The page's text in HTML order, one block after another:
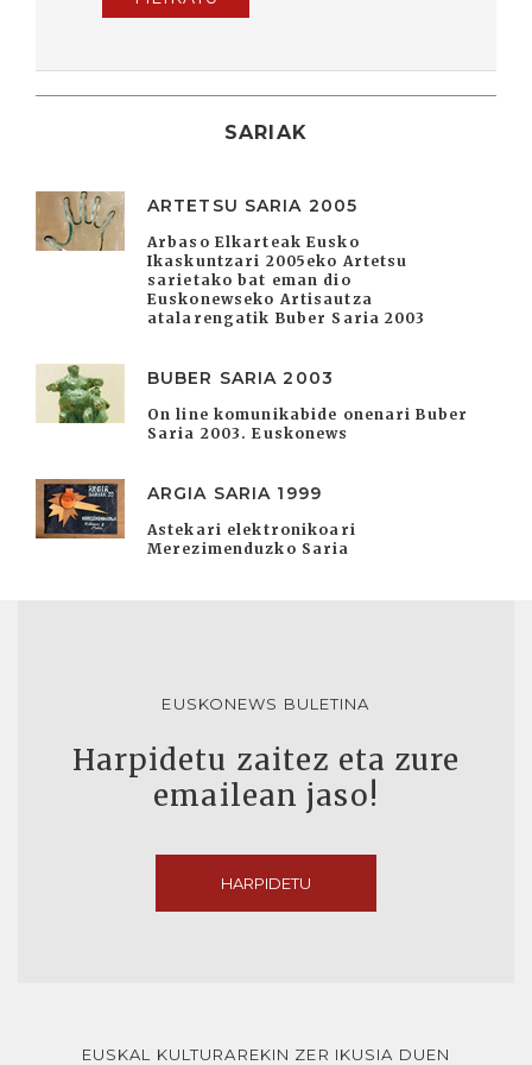
SARIAK
ARTETSU SARIA 2005
Arbaso Elkarteak Eusko
Ikaskuntzari 2005eko Artetsu
sarietako bat eman dio
Euskonewseko Artisautza
atalarengatik Buber Saria 2003
BUBER SARIA 2003
On line komunikabide onenari Buber
Saria 2003. Euskonews
ARGIA SARIA 1999
Astekari elektronikoari
Merezimenduzko Saria
EUSKONEWS BULETINA
Harpidetu zaitez eta zure
emailean jaso!
HARPIDETU
EUSKAL KULTURAREKIN ZER IKUSIA DUEN